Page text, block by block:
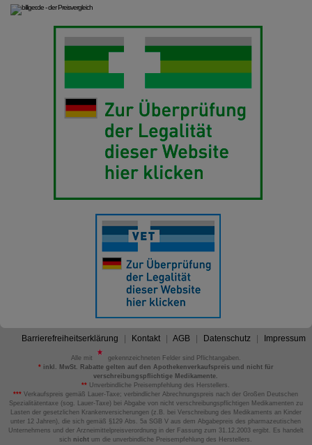
Barrierefreiheitserklärung Kontakt AGB Datenschutz Impressum
Alle mit
gekennzeichneten Felder sind Pflichtangaben.
*inkl. MwSt. Rabatte gelten auf den Apothekenverkaufspreis und nicht für
verschreibungspflichtige Medikamente.
** Unverbindliche Preisempfehlung des Herstellers.
*** Verkaufspreis gemäß Lauer-Taxe; verbindlicher Abrechnungspreis nach der Großen Deutschen
Spezialitätentaxe (sog. Lauer-Taxe) bei Abgabe von nicht verschreibungspflichtigen Medikamenten zu
Lasten der gesetzlichen Krankenversicherungen (z.B. bei Verschreibung des Medikaments an Kinder
unter 12 Jahren), die sich gemäß §129 Abs. 5a SGB V aus dem Abgabepreis des pharmazeutischen
Unternehmens und der Arzneimittelpreisverordnung in der Fassung zum 31.12.2003 ergibt. Es handelt
sich nicht um die unverbindliche Preisempfehlung des Herstellers.